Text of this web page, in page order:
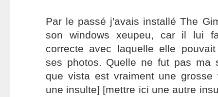
Par le passé j'avais installé The
son windows xeupeu, car il lui
correcte avec laquelle elle
ses photos. Quelle ne fut pas ma
que vista est vraiment une grosse
une insulte] [mettre ici une autre